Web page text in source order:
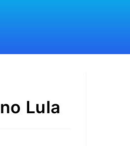
Lula